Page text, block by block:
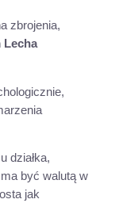
zbrojenia,
Lecha
działka,
być walutą w
jak